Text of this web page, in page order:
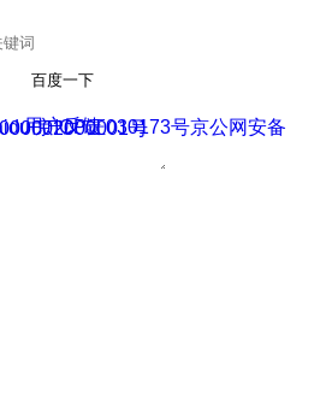
百度一下
用户反馈
京ICP证030173号
安备11000002000001号